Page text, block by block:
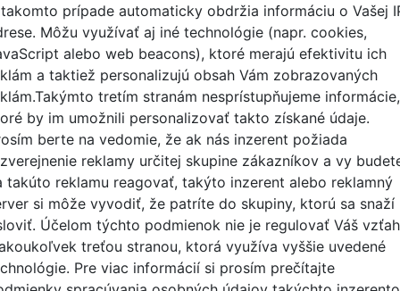
prípade automaticky obdržia informáciu o Vašej
Môžu využívať aj iné technológie (napr. cookies,
alebo web beacons), ktoré merajú efektivitu ich
a taktiež personalizujú obsah Vám zobrazovaných
tretím stranám nesprístupňujeme informácie,
by im umožnili personalizovať takto získané údaje.
berte na vedomie, že ak nás inzerent požiada
reklamy určitej skupine zákazníkov a vy
takúto reklamu reagovať, takýto inzerent alebo reklamný
si môže vyvodiť, že patríte do skupiny, ktorú sa snaží
Účelom týchto podmienok nie je regulovať Váš vzťah
treťou stranou, ktorá využíva vyššie uvedené
Pre viac informácií si prosím prečítajte